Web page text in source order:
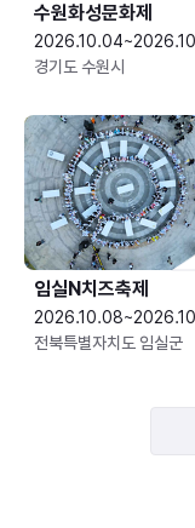
수원화성문화제
경기도 수원시
임실N치즈축제
전북특별자치도 임실군